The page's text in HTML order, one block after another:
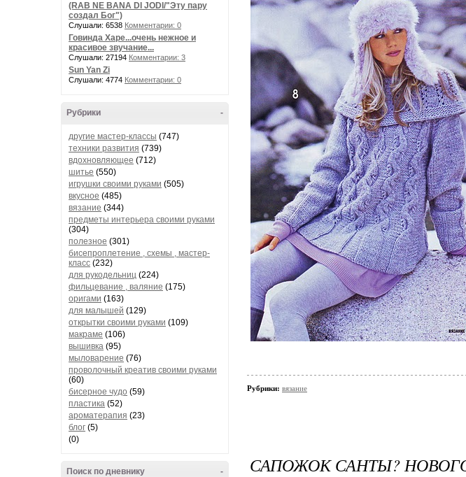
(RAB NE BANA DI JODI/"Эту пару
создал Бог")
Слушали: 6538 Комментарии: 0
Говинда Харе...очень нежное и
красивое звучание...
Слушали: 27194 Комментарии: 3
Sun Yan Zi
Слушали: 4774 Комментарии: 0
-
Рубрики
другие мастер-классы (747)
техники развития (739)
вдохновляющее (712)
шитье (550)
игрушки своими руками (505)
вкусное (485)
вязание (344)
предметы интерьера своими руками
(304)
полезное (301)
бисепроплетение , схемы , мастер-
класс (232)
для рукодельниц (224)
фильцевание , валяние (175)
оригами (163)
для малышей (129)
открытки своими руками (109)
макраме (106)
вышивка (95)
мыловарение (76)
проволочный креатив своими руками
(60)
бисерное чудо (59)
пластика (52)
ароматерапия (23)
блог (5)
(0)
-
Поиск по дневнику
Рубрики: вязание
САПОЖОК САНТЫ?